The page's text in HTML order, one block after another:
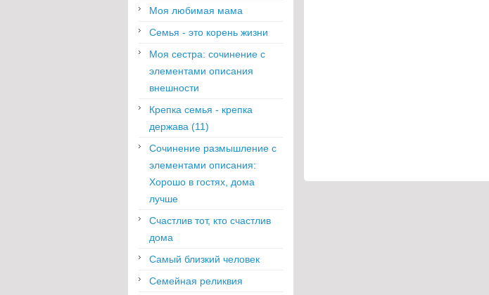
Моя любимая мама
Семья - это корень жизни
Моя сестра: сочинение с
элементами описания
внешности
Крепка семья - крепка
держава (11)
Сочинение размышление с
элементами описания:
Хорошо в гостях, дома
лучше
Счастлив тот, кто счастлив
дома
Самый близкий человек
Семейная реликвия